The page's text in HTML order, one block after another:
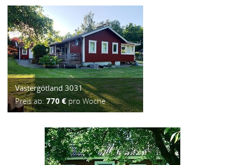
Västergötland 3031
Preis ab:770 €pro Woche